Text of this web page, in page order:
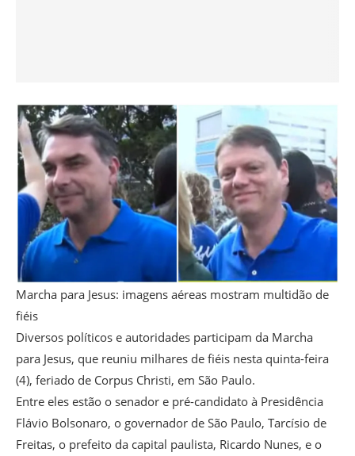
Marcha para Jesus: imagens aéreas mostram multidão de
fiéis
Diversos políticos e autoridades participam da Marcha
para Jesus, que reuniu milhares de fiéis nesta quinta-feira
(4), feriado de Corpus Christi, em São Paulo.
Entre eles estão o senador e pré-candidato à Presidência
Flávio Bolsonaro, o governador de São Paulo, Tarcísio de
Freitas, o prefeito da capital paulista, Ricardo Nunes, e o